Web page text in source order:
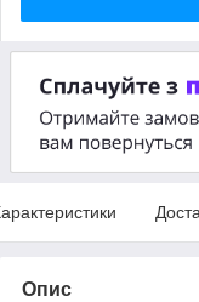
Опис